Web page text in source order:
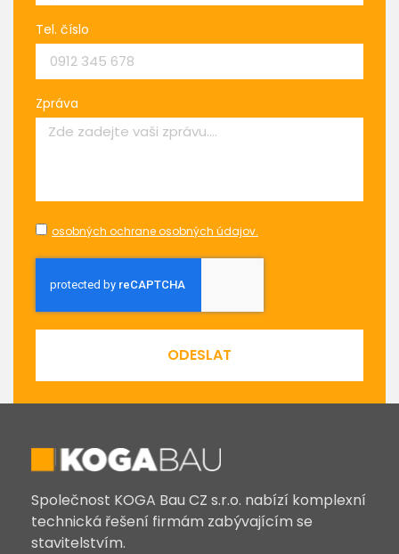
Tel. číslo
Zpráva
osobných ochrane osobných údajov.
ODESLAT
Společnost KOGA Bau CZ s.r.o. nabízí komplexní
technická řešení firmám zabývajícím se
stavitelstvím.